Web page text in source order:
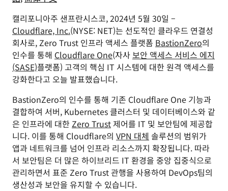
캘리포니아주 샌프란시스코, 2024년 5월 30일 –
Cloudflare, Inc.(NYSE: NET)는 선도적인 클라우드 연결성
회사로, Zero Trust 인프라 액세스 플랫폼 BastionZero의
인수를 통해 Cloudflare One(자사보안 액세스 서비스 에지
(SASE)플랫폼) 고객의 핵심 IT 시스템에 대한 원격 액세스를
강화한다고 오늘 발표했습니다.
BastionZero의 인수를 통해 기존 Cloudflare One 기능과
결합하여 서버, Kubernetes 클러스터 및 데이터베이스와 같
은 인프라에 대한 Zero Trust제어를 IT 및 보안팀에 제공합
니다. 이를 통해 Cloudflare의 VPN 대체 솔루션의 범위가
앱과 네트워크를 넘어 인프라 리소스까지 확장됩니다. 따라
서 보안팀은 더 많은 하이브리드 IT 환경을 중앙 집중식으로
관리하면서 표준 Zero Trust 관행을 사용하여 DevOps팀의
생산성과 보안을 유지할 수 있습니다.